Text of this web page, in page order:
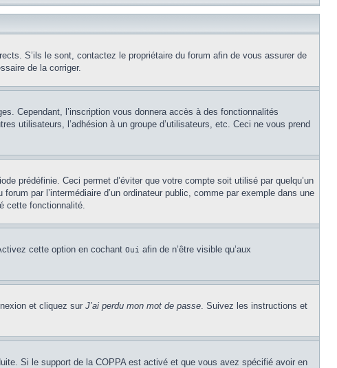
S’ils le sont, contactez le propriétaire du forum afin de vous assurer de
de la corriger.
Cependant, l’inscription vous donnera accès à des fonctionnalités
utilisateurs, l’adhésion à un groupe d’utilisateurs, etc. Ceci ne vous prend
prédéfinie. Ceci permet d’éviter que votre compte soit utilisé par quelqu’un
par l’intermédiaire d’un ordinateur public, comme par exemple dans une
cette fonctionnalité.
cette option en cochant Oui afin de n’être visible qu’aux
et cliquez sur J’ai perdu mon mot de passe. Suivez les instructions et
Si le support de la COPPA est activé et que vous avez spécifié avoir en